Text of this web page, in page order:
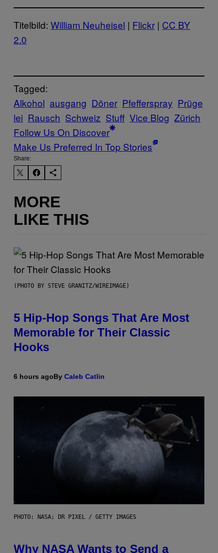
Titelbild: William Neuheisel | Flickr | CC BY
2.0
Tagged:
Alkohol ausgang Döner Pfefferspray Prüge
lei Rausch Schweiz Stuff Vice Blog Zürich
Follow Us On Discover
Make Us Preferred In Top Stories
Share:
MORE
LIKE THIS
(PHOTO BY STEVE GRANITZ/WIREIMAGE)
5 Hip-Hop Songs That Are Most
Memorable for Their Classic
Hooks
6 hours agoBy Caleb Catlin
PHOTO: NASA; DR PIXEL / GETTY IMAGES
Why NASA Wants to Send a